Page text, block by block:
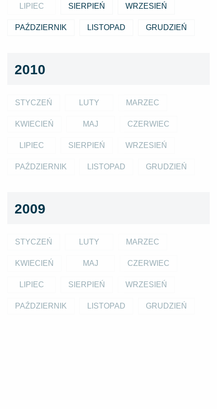
LIPIEC SIERPIEŃ WRZESIEŃ
PAŹDZIERNIK LISTOPAD GRUDZIEŃ
2010
STYCZEŃ LUTY MARZEC
KWIECIEŃ MAJ CZERWIEC
LIPIEC SIERPIEŃ WRZESIEŃ
PAŹDZIERNIK LISTOPAD GRUDZIEŃ
2009
STYCZEŃ LUTY MARZEC
KWIECIEŃ MAJ CZERWIEC
LIPIEC SIERPIEŃ WRZESIEŃ
PAŹDZIERNIK LISTOPAD GRUDZIEŃ